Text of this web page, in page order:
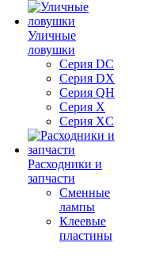
Уличные
ловушки
Серия DC
Серия DX
Серия QH
Серия X
Серия XC
Расходники и
запчасти
Сменные
лампы
Клеевые
пластины